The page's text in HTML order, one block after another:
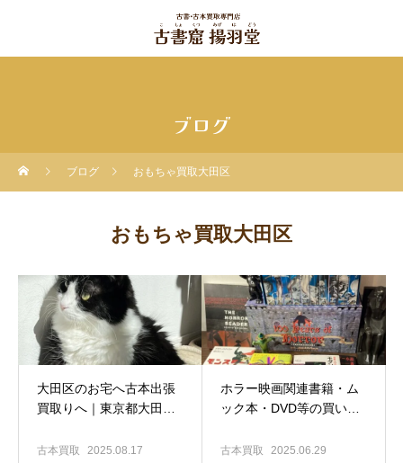
ブログ
ブログ おもちゃ買取大田区
おもちゃ買取大田区
大田区のお宅へ古本出張
買取りへ｜東京都大田区
書窟揚羽堂
古本買取 2025.08.17
ホラー映画関連書籍・ム
ック本・DVD等の買い取
田区の古本買取専門店
古本買取 2025.06.29